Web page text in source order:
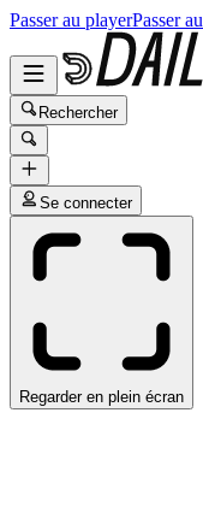
Passer au playerPasser
Rechercher
Se connecter
Regarder en plein écran